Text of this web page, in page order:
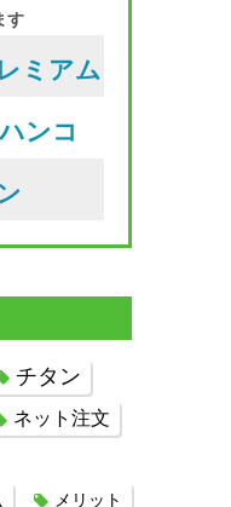
す
ミアム
ンコ
チタン
ネット注文
メリット